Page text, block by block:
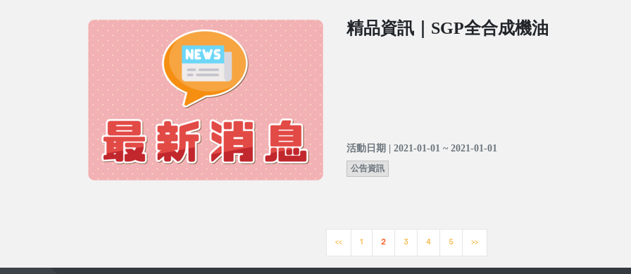
精品資訊｜SGP全合成機油
活動日期 | 2021-01-01 ~ 2021-01-01
公告資訊
<< 1 2 3 4 5 >>